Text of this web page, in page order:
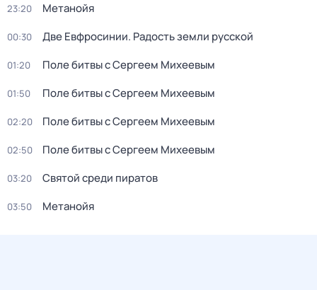
23:20 Метанойя
00:30 Две Евфросинии. Радость земли русской
01:20 Поле битвы c Сергеем Mихеевым
01:50 Поле битвы c Сергеем Mихеевым
02:20 Поле битвы c Сергеем Mихеевым
02:50 Поле битвы c Сергеем Mихеевым
03:20 Святой среди пиратов
03:50 Метанойя